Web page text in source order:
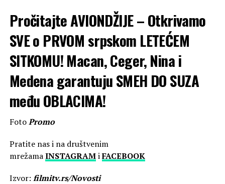
PročitajteAVIONDŽIJE – Otkrivamo
SVE o PRVOM srpskom LETEĆEM
SITKOMU! Macan, Ceger, Nina i
Medena garantuju SMEH DO SUZA
među OBLACIMA!
FotoPromo
Pratite nas i na društvenim
mrežamaINSTAGRAMiFACEBOOK
Izvor: filmitv.rs/Novosti